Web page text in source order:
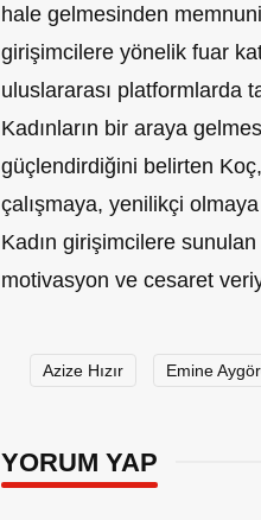
hale gelmesinden
girişimcilere yönelik fuar
uluslararası platformlarda
Kadınların bir araya
güçlendirdiğini belirten
çalışmaya, yenilikçi
Kadın girişimcilere
motivasyon ve cesaret
Azize Hızır Emine
YORUM YAP